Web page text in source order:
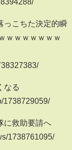
っこちた決定的瞬
ｗｗｗｗｗｗｗ
なる
1738729059/
に救助要請へ
1738761095/